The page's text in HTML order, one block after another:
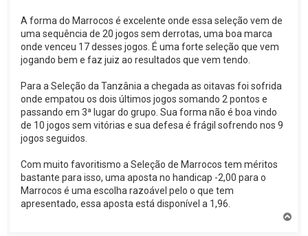
A forma do Marrocos é excelente onde essa seleção vem de
uma sequência de 20 jogos sem derrotas, uma boa marca
onde venceu 17 desses jogos. É uma forte seleção que vem
jogando bem e faz juiz ao resultados que vem tendo.
Para a Seleção da Tanzânia a chegada as oitavas foi sofrida
onde empatou os dois últimos jogos somando 2 pontos e
passando em 3ª lugar do grupo. Sua forma não é boa vindo
de 10 jogos sem vitórias e sua defesa é frágil sofrendo nos 9
jogos seguidos.
Com muito favoritismo a Seleção de Marrocos tem méritos
bastante para isso, uma aposta no handicap -2,00 para o
Marrocos é uma escolha razoável pelo o que tem
apresentado, essa aposta está disponível a 1,96.